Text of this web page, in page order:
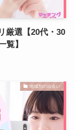
厳選【20代・30
覧】
地域別の出会い